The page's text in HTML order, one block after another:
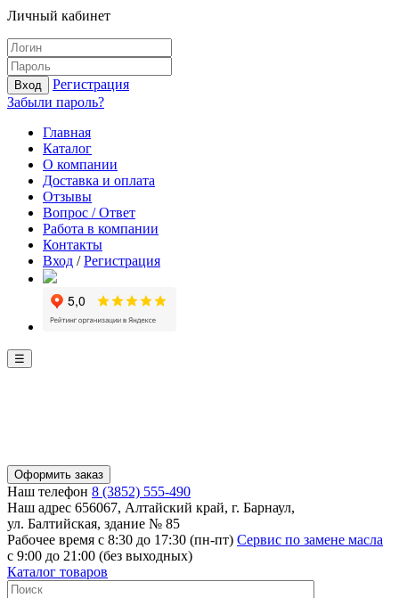
Личный кабинет
Вход
Регистрация
Забыли пароль?
Главная
Каталог
О компании
Доставка и оплата
Отзывы
Вопрос / Ответ
Работа в компании
Контакты
Вход /Регистрация
☰
Оформить заказ
Наш телефон 8 (3852) 555-490
Наш адрес 656067, Алтайский край, г. Барнаул,
ул. Балтийская, здание № 85
Рабочее время с 8:30 до 17:30 (пн-пт) Сервис по замене масла
с 9:00 до 21:00 (без выходных)
Каталог товаров